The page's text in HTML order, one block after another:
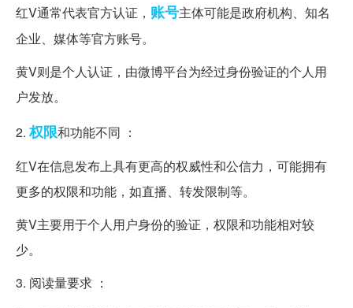
红V通常代表官方认证， 账号主体可能是政府机构、知名
企业、媒体等官方账号。
黄V则是个人认证，由微博平台为经过身份验证的个人用
户发放。
2.权限和功能不同 ：
红V在信息发布上具有更高的权威性和公信力，可能拥有
更多的权限和功能，如直播、转发限制等。
黄V主要用于个人用户身份的验证，权限和功能相对较
少。
3. 阅读量要求 ：